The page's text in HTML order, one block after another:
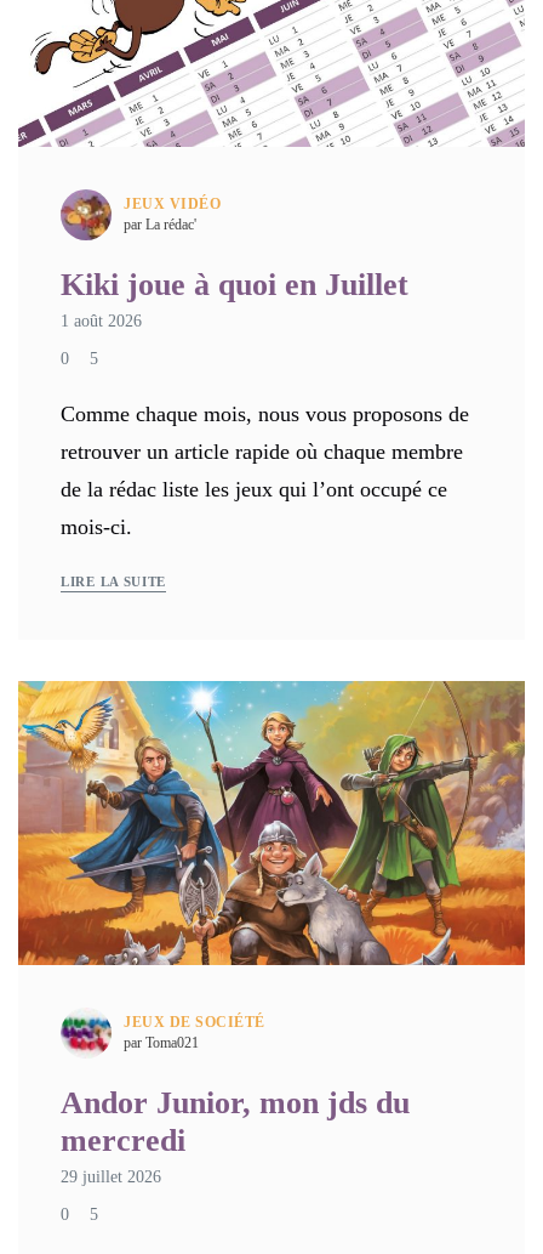
JEUX VIDÉO
par La rédac'
Kiki joue à quoi en Juillet
1 août 2026
0 5
Comme chaque mois, nous vous proposons de
retrouver un article rapide où chaque membre
de la rédac liste les jeux qui l’ont occupé ce
mois-ci.
LIRE LA SUITE
JEUX DE SOCIÉTÉ
par Toma021
Andor Junior, mon jds du
mercredi
29 juillet 2026
0 5